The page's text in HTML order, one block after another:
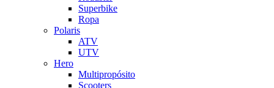
Superbike
Ropa
Polaris
ATV
UTV
Hero
Multipropósito
Scooters